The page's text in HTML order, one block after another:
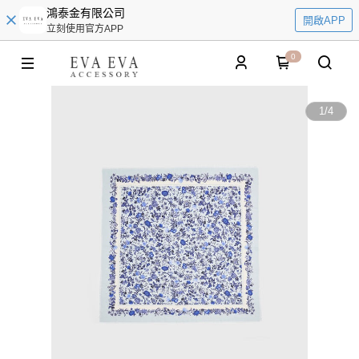
鴻泰金有限公司
立刻使用官方APP
開啟APP
0
1/4